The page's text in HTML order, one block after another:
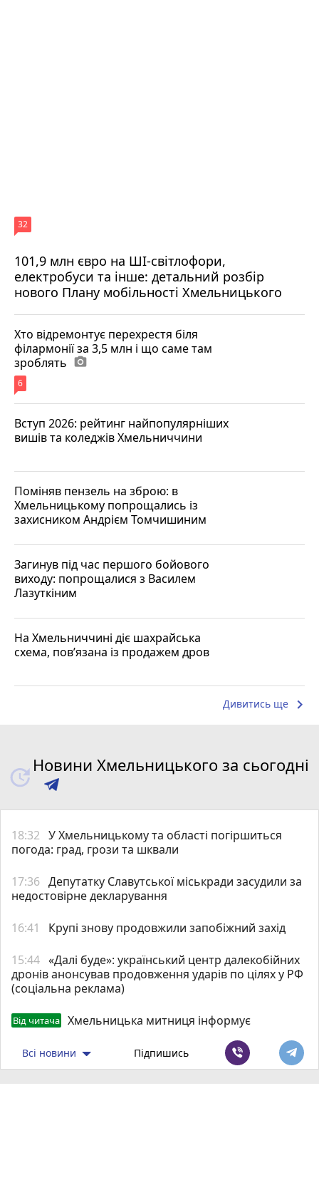
101,9 млн євро на ШІ-світлофори,
електробуси та інше: детальний розбір
нового Плану мобільності Хмельницького
32
Хто відремонтує перехрестя біля
філармонії за 3,5 млн і що саме там
зроблять photo_camera
6
Вступ 2026: рейтинг найпопулярніших
вишів та коледжів Хмельниччини
Поміняв пензель на зброю: в
Хмельницькому попрощались із
захисником Андрієм Томчишиним
Загинув під час першого бойового
виходу: попрощалися з Василем
Лазуткіним
На Хмельниччині діє шахрайська
схема, пов’язана із продажем дров
Дивитись ще keyboard_arrow_right
Новини Хмельницького за сьогодні
18:32 У Хмельницькому та області погіршиться
погода: град, грози та шквали
17:36 Депутатку Славутської міськради засудили за
недостовірне декларування
16:41 Крупі знову продовжили запобіжний захід
15:44 «Далі буде»: український центр далекобійних
дронів анонсував продовження ударів по цілях у РФ
(соціальна реклама)
Від читача Хмельницька митниця інформує
Всі новини Підпишись